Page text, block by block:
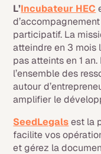
L’Incubateur HEC
participatif. La
atteindre en 3 mois
pas atteints en 1
l’ensemble des
autour
amplifier le
SeedLegalsest la
facilite vos
et gérez la